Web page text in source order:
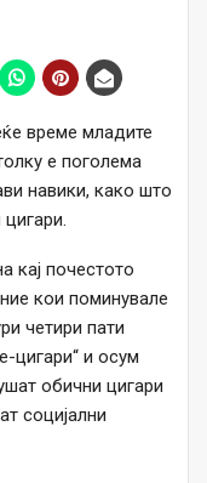
време младите
е поголема
навики, како што
кај почестото
кои поминувале
четири пати
цигари“ и осум
обични цигари
социјални